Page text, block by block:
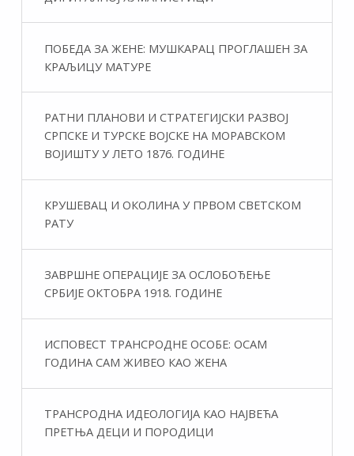
ПОБЕДА ЗА ЖЕНЕ: МУШКАРАЦ ПРОГЛАШЕН ЗА
КРАЉИЦУ МАТУРЕ
РАТНИ ПЛАНОВИ И СТРАТЕГИЈСКИ РАЗВОЈ
СРПСКЕ И ТУРСКЕ ВОЈСКЕ НА МОРАВСКОМ
ВОЈИШТУ У ЛЕТО 1876. ГОДИНЕ
КРУШЕВАЦ И ОКОЛИНА У ПРВОМ СВЕТСКОМ
РАТУ
ЗАВРШНЕ ОПЕРАЦИЈЕ ЗА ОСЛОБОЂЕЊЕ
СРБИЈЕ ОКТОБРА 1918. ГОДИНЕ
ИСПОВЕСТ ТРАНСРОДНЕ ОСОБЕ: ОСАМ
ГОДИНА САМ ЖИВЕО КАО ЖЕНА
ТРАНСРОДНА ИДЕОЛОГИЈА КАО НАЈВЕЋА
ПРЕТЊА ДЕЦИ И ПОРОДИЦИ